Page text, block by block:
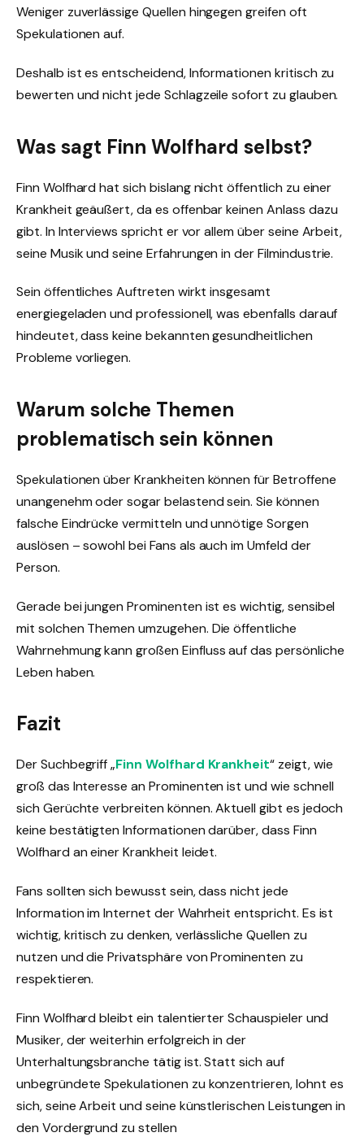
Weniger zuverlässige Quellen hingegen greifen oft
Spekulationen auf.
Deshalb ist es entscheidend, Informationen kritisch zu
bewerten und nicht jede Schlagzeile sofort zu glauben.
Was sagt Finn Wolfhard selbst?
Finn Wolfhard hat sich bislang nicht öffentlich zu einer
Krankheit geäußert, da es offenbar keinen Anlass dazu
gibt. In Interviews spricht er vor allem über seine Arbeit,
seine Musik und seine Erfahrungen in der Filmindustrie.
Sein öffentliches Auftreten wirkt insgesamt
energiegeladen und professionell, was ebenfalls darauf
hindeutet, dass keine bekannten gesundheitlichen
Probleme vorliegen.
Warum solche Themen
problematisch sein können
Spekulationen über Krankheiten können für Betroffene
unangenehm oder sogar belastend sein. Sie können
falsche Eindrücke vermitteln und unnötige Sorgen
auslösen – sowohl bei Fans als auch im Umfeld der
Person.
Gerade bei jungen Prominenten ist es wichtig, sensibel
mit solchen Themen umzugehen. Die öffentliche
Wahrnehmung kann großen Einfluss auf das persönliche
Leben haben.
Fazit
Der Suchbegriff „Finn Wolfhard Krankheit“ zeigt, wie
groß das Interesse an Prominenten ist und wie schnell
sich Gerüchte verbreiten können. Aktuell gibt es jedoch
keine bestätigten Informationen darüber, dass Finn
Wolfhard an einer Krankheit leidet.
Fans sollten sich bewusst sein, dass nicht jede
Information im Internet der Wahrheit entspricht. Es ist
wichtig, kritisch zu denken, verlässliche Quellen zu
nutzen und die Privatsphäre von Prominenten zu
respektieren.
Finn Wolfhard bleibt ein talentierter Schauspieler und
Musiker, der weiterhin erfolgreich in der
Unterhaltungsbranche tätig ist. Statt sich auf
unbegründete Spekulationen zu konzentrieren, lohnt es
sich, seine Arbeit und seine künstlerischen Leistungen in
den Vordergrund zu stellen